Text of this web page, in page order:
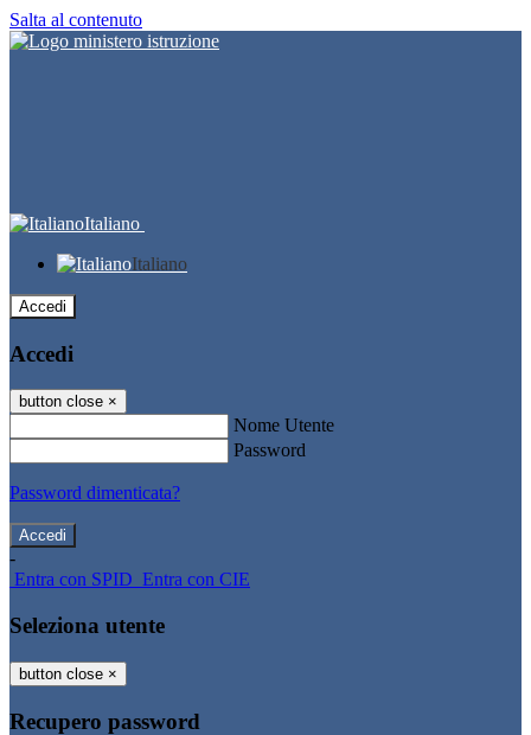
Salta al contenuto
Italiano
Italiano
Accedi
Accedi
button close ×
Nome Utente
Password
Password dimenticata?
-
Entra con SPID Entra con CIE
Seleziona utente
button close ×
Recupero password